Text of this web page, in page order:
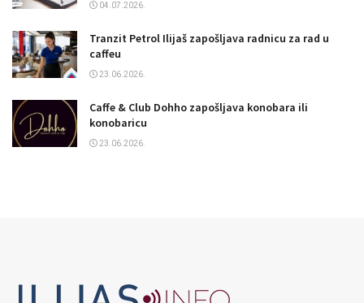
04.07.2026.
Tranzit Petrol Ilijaš zapošljava radnicu za rad u
caffeu
23.06.2026.
Caffe & Club Dohho zapošljava konobara ili
konobaricu
23.06.2026.